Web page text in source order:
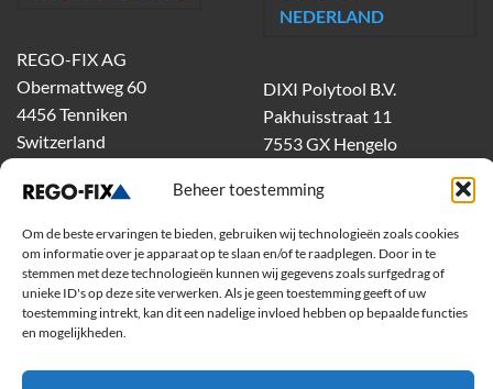
Beheer toestemming
Om de beste ervaringen te bieden, gebruiken wij technologieën zoals cookies
om informatie over je apparaat op te slaan en/of te raadplegen. Door in te
stemmen met deze technologieën kunnen wij gegevens zoals surfgedrag of
unieke ID's op deze site verwerken. Als je geen toestemming geeft of uw
toestemming intrekt, kan dit een nadelige invloed hebben op bepaalde functies
en mogelijkheden.
REGO-FIX AG
Obermattweg 60
4456 Tenniken
Switzerland
NEDERLAND
DIXI Polytool B.V.
Pakhuisstraat 11
7553 GX Hengelo
dixiholland@dixi.com
www.dixipolytool.com
Volg ons op Youtube
Volg ons op Linkedin